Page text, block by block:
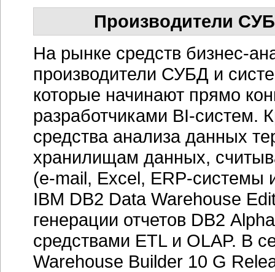
Производители
На рынке средств бизнес-
производители СУБД и
которые начинают прямо
разработчиками BI-систем.
средства анализа данных
хранилищам данных,
(e-mail, Excel, ERP-системы
IBM DB2 Data Warehouse
генерации отчетов DB2
средствами ETL и OLAP. В
Warehouse Builder 10 G